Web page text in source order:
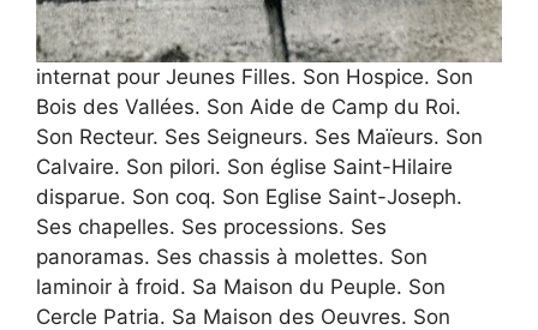
internat pour Jeunes Filles. Son Hospice. Son
Bois des Vallées. Son Aide de Camp du Roi.
Son Recteur. Ses Seigneurs. Ses Maïeurs. Son
Calvaire. Son pilori. Son église Saint-Hilaire
disparue. Son coq. Son Eglise Saint-Joseph.
Ses chapelles. Ses processions. Ses
panoramas. Ses chassis à molettes. Son
laminoir à froid. Sa Maison du Peuple. Son
Cercle Patria. Sa Maison des Oeuvres. Son